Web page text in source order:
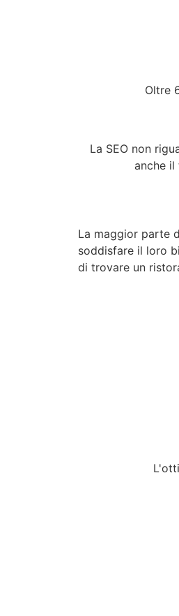
Oltre
La SEO non
anche il
La maggior parte
soddisfare il loro
di trovare un